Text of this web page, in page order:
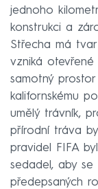
jednoho
konstrukci a
Střecha má
vzniká
samotný
kalifornskému
umělý trávník,
přírodní tráva
pravidel FIFA
sedadel, aby
předepsaných